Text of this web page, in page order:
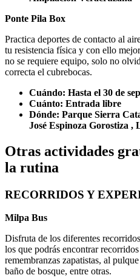
Ponte Pila Box
Practica deportes de contacto al
tu resistencia física y con ello
no se requiere equipo, solo no
correcta el cubrebocas.
Cuándo: Hasta el 30 de
Cuánto: Entrada libre
Dónde: Parque Sierra
José Espinoza Gorostiza ,
Otras actividades
la rutina
RECORRIDOS Y
Milpa Bus
Disfruta de los diferentes
los que podrás encontrar
remembranzas zapatistas, al
baño de bosque, entre otras.